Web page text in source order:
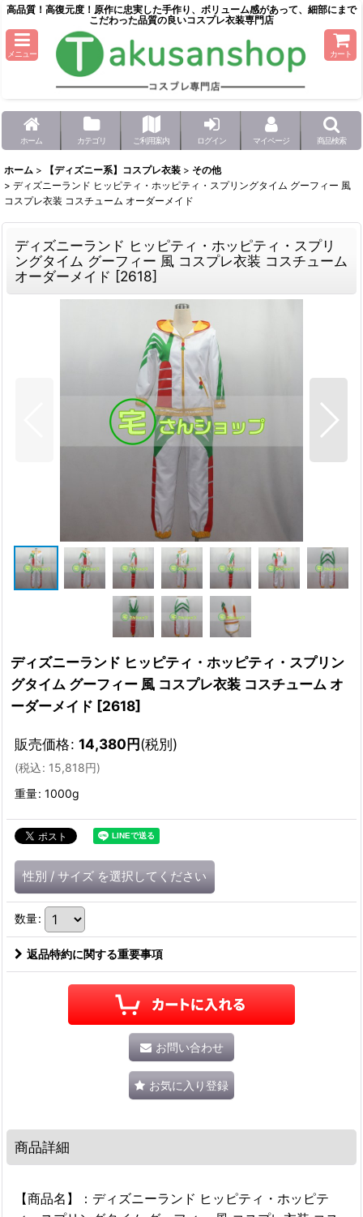
高品質！高復元度！原作に忠実した手作り、ボリューム感があって、細部にまで
こだわった品質の良いコスプレ衣装専門店
メニュー カート
ホーム カテゴリ ご利用案内 ログイン マイページ 商品検索
ホーム > 【ディズニー系】コスプレ衣装 > その他
> ディズニーランド ヒッピティ・ホッピティ・スプリングタイム グーフィー 風
コスプレ衣装 コスチューム オーダーメイド
ディズニーランド ヒッピティ・ホッピティ・スプリ
ングタイム グーフィー 風 コスプレ衣装 コスチューム
オーダーメイド [2618]
ディズニーランド ヒッピティ・ホッピティ・スプリン
グタイム グーフィー 風 コスプレ衣装 コスチューム オ
ーダーメイド [2618]
販売価格: 14,380円(税別)
(税込: 15,818円)
重量: 1000g
性別 / サイズ を選択してください
数量:
返品特約に関する重要事項
お問い合わせ
お気に入り登録
商品詳細
【商品名】：ディズニーランド ヒッピティ・ホッピテ